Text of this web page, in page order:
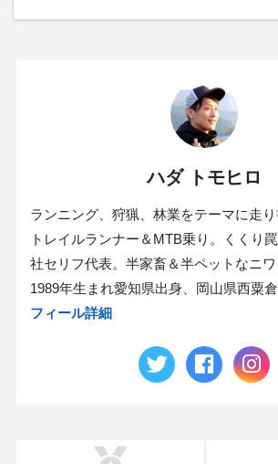
ハダ トモヒロ
ランニング、狩猟、林業をテーマに走り
トレイルランナー＆MTB乗り。くくり
社セリフ代表。半家畜＆半ペットなニワ
1989年生まれ愛知県出身、岡山県西粟
フィール詳細